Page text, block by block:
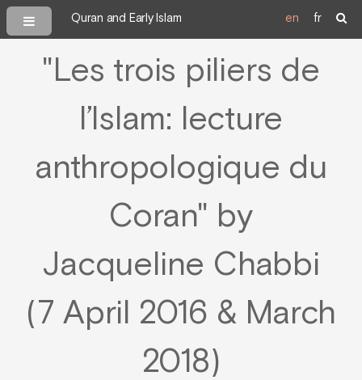
Quran and Early Islam en fr
"Les trois piliers de
l’Islam: lecture
anthropologique du
Coran" by
Jacqueline Chabbi
(7 April 2016 & March
2018)